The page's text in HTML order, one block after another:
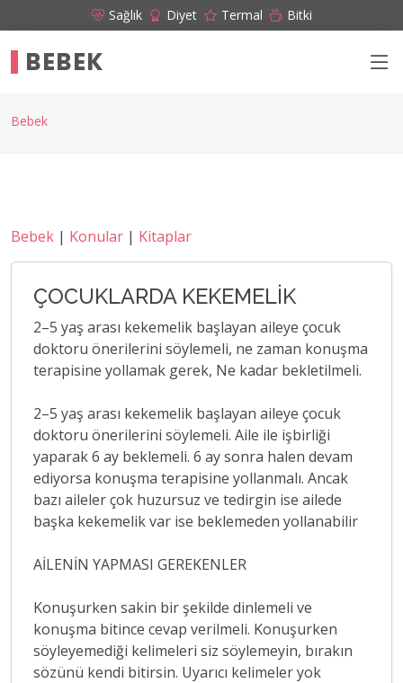
Sağlık Diyet Termal Bitki
BEBEK
Bebek
Bebek | Konular | Kitaplar
ÇOCUKLARDA KEKEMELİK
2–5 yaş arası kekemelik başlayan aileye çocuk
doktoru önerilerini söylemeli, ne zaman konuşma
terapisine yollamak gerek, Ne kadar bekletilmeli.
2–5 yaş arası kekemelik başlayan aileye çocuk
doktoru önerilerini söylemeli. Aile ile işbirliği
yaparak 6 ay beklemeli. 6 ay sonra halen devam
ediyorsa konuşma terapisine yollanmalı. Ancak
bazı aileler çok huzursuz ve tedirgin ise ailede
başka kekemelik var ise beklemeden yollanabilir
AİLENİN YAPMASI GEREKENLER
Konuşurken sakin bir şekilde dinlemeli ve
konuşma bitince cevap verilmeli. Konuşurken
söyleyemediği kelimeleri siz söylemeyin, bırakın
sözünü kendi bitirsin. Uyarıcı kelimeler yok